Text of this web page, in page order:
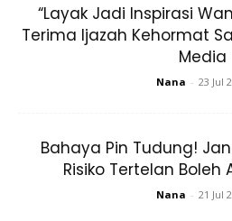
Ads
“Layak Jadi Inspirasi
Terima Ijazah Kehormat
Media
Nana - 23 Jul
Bahaya Pin Tudung!
Risiko Tertelan
Nana - 21 Jul